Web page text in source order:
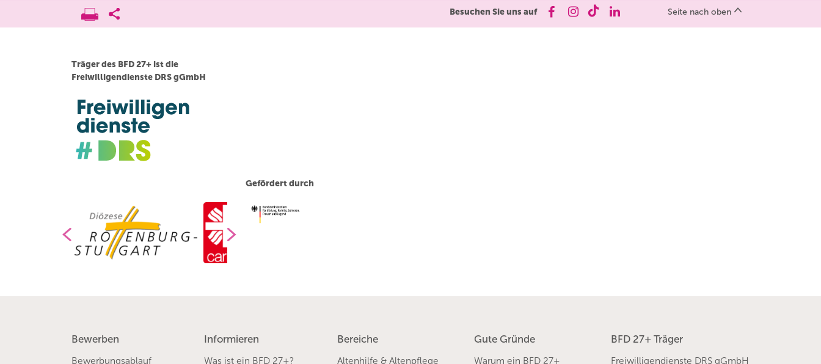
Besuchen Sie uns auf Seite nach oben
Träger des BFD 27+ ist die
Freiwilligendienste DRS gGmbH
Gefördert durch
Bewerben
Bewerbungsablauf
Informieren
Was ist ein BFD 27+?
Bereiche
Altenhilfe & Altenpflege
Gute Gründe
Warum ein BFD 27+
BFD 27+ Träger
Freiwilligendienste DRS gGmbH